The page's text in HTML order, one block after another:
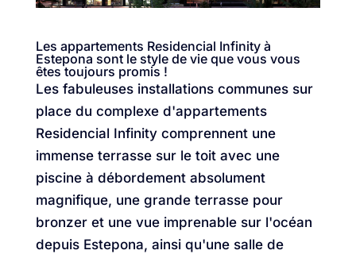
Les appartements Residencial Infinity à
Estepona sont le style de vie que vous vous
êtes toujours promis !
Les fabuleuses installations communes sur
place du complexe d'appartements
Residencial Infinity comprennent une
immense terrasse sur le toit avec une
piscine à débordement absolument
magnifique, une grande terrasse pour
bronzer et une vue imprenable sur l'océan
depuis Estepona, ainsi qu'une salle de